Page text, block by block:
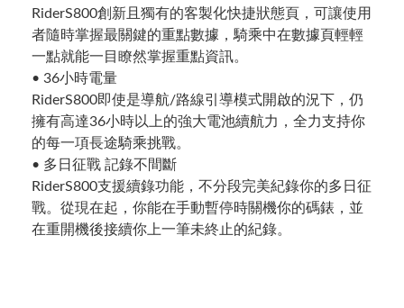
RiderS800創新且獨有的客製化快捷狀態頁，可讓使用
者隨時掌握最關鍵的重點數據，騎乘中在數據頁輕輕
一點就能一目瞭然掌握重點資訊。
• 36小時電量
RiderS800即使是導航/路線引導模式開啟的況下，仍
擁有高達36小時以上的強大電池續航力，全力支持你
的每一項長途騎乘挑戰。
• 多日征戰 記錄不間斷
RiderS800支援續錄功能，不分段完美紀錄你的多日征
戰。從現在起，你能在手動暫停時關機你的碼錶，並
在重開機後接續你上一筆未終止的紀錄。